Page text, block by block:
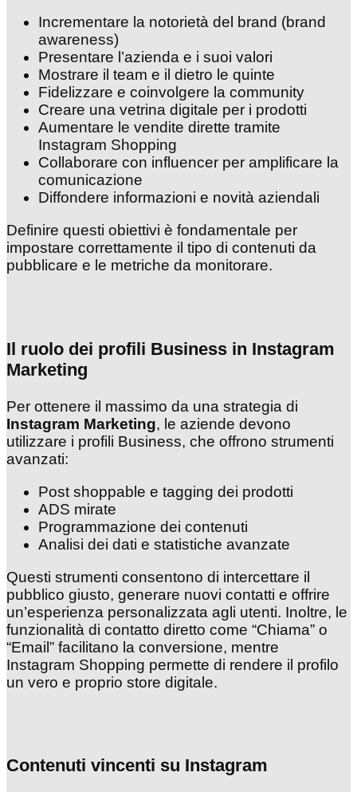
Incrementare la notorietà del brand (brand
awareness)
Presentare l’azienda e i suoi valori
Mostrare il team e il dietro le quinte
Fidelizzare e coinvolgere la community
Creare una vetrina digitale per i prodotti
Aumentare le vendite dirette tramite
Instagram Shopping
Collaborare con influencer per amplificare la
comunicazione
Diffondere informazioni e novità aziendali
Definire questi obiettivi è fondamentale per
impostare correttamente il tipo di contenuti da
pubblicare e le metriche da monitorare.
Il ruolo dei profili Business in Instagram
Marketing
Per ottenere il massimo da una strategia di
Instagram Marketing, le aziende devono
utilizzare i profili Business, che offrono strumenti
avanzati:
Post shoppable e tagging dei prodotti
ADS mirate
Programmazione dei contenuti
Analisi dei dati e statistiche avanzate
Questi strumenti consentono di intercettare il
pubblico giusto, generare nuovi contatti e offrire
un’esperienza personalizzata agli utenti. Inoltre, le
funzionalità di contatto diretto come “Chiama” o
“Email” facilitano la conversione, mentre
Instagram Shopping permette di rendere il profilo
un vero e proprio store digitale.
Contenuti vincenti su Instagram